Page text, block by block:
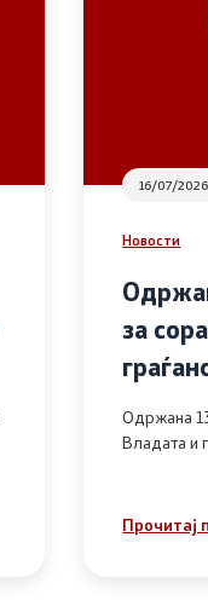
16/07/2026
Новости
за
Одржана
Владата и
Прочитај